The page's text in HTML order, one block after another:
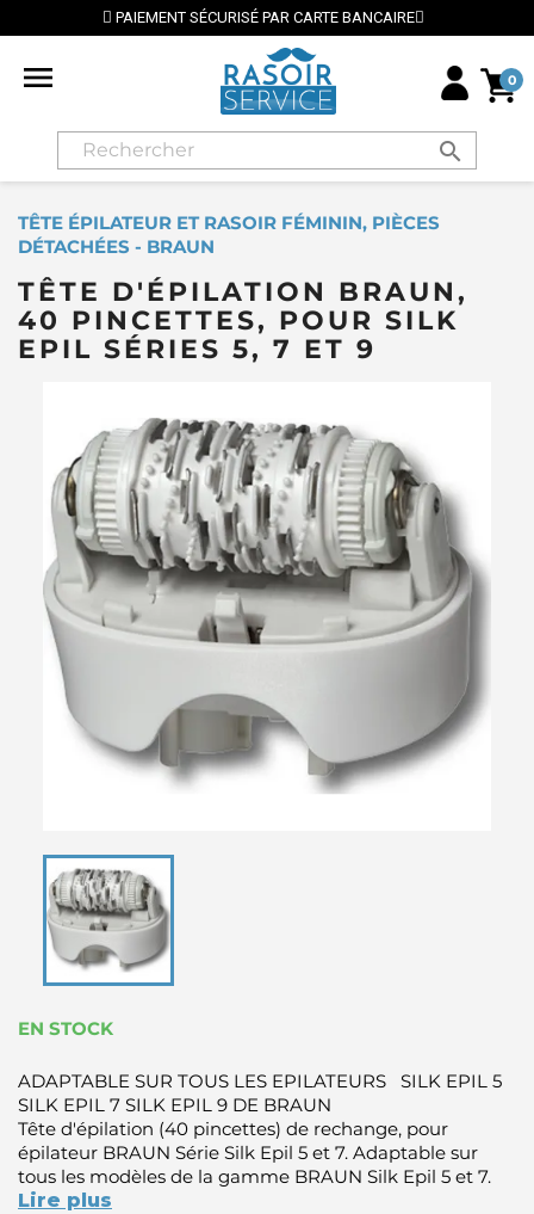
PAIEMENT SÉCURISÉ PAR CARTE BANCAIRE
 0
search
TÊTE ÉPILATEUR ET RASOIR FÉMININ, PIÈCES
DÉTACHÉES - BRAUN
TÊTE D'ÉPILATION BRAUN,
40 PINCETTES, POUR SILK
EPIL SÉRIES 5, 7 ET 9
EN STOCK
ADAPTABLE SUR TOUS LES EPILATEURS SILK EPIL 5
SILK EPIL 7 SILK EPIL 9 DE BRAUN
Tête d'épilation (40 pincettes) de rechange, pour
épilateur BRAUN Série Silk Epil 5 et 7. Adaptable sur
tous les modèles de la gamme BRAUN Silk Epil 5 et 7.
Lire plus